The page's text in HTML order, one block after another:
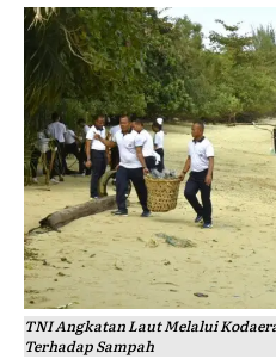
TNI Angkatan Laut Melalui
Terhadap Sampah